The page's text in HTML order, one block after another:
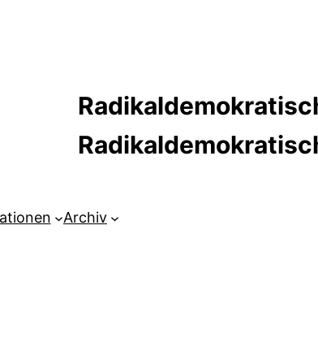
Archiv